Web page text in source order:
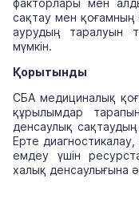
факторлары мен
сақтау мен қоғамның
аурудың таралуын
мүмкін.
Қорытынды
СБА медициналық
құрылымдар
денсаулық
Ерте
емдеу үшін
халық денсаулығына